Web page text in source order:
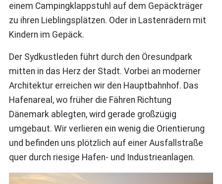
einem Campingklappstuhl auf dem Gepäckträger
zu ihren Lieblingsplätzen. Oder in Lastenrädern mit
Kindern im Gepäck.
Der Sydkustleden führt durch den Öresundpark
mitten in das Herz der Stadt. Vorbei an moderner
Architektur erreichen wir den Hauptbahnhof. Das
Hafenareal, wo früher die Fähren Richtung
Dänemark ablegten, wird gerade großzügig
umgebaut. Wir verlieren ein wenig die Orientierung
und befinden uns plötzlich auf einer Ausfallstraße
quer durch riesige Hafen- und Industrieanlagen.